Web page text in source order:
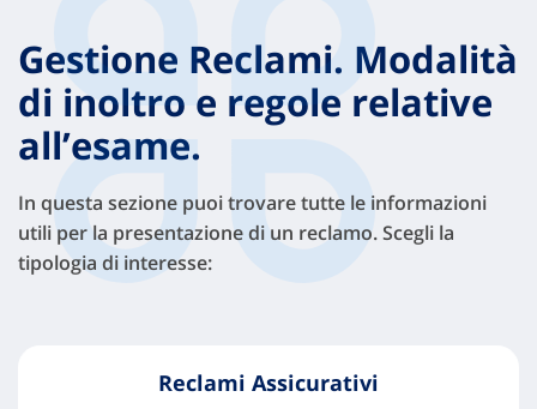
Gestione Reclami. Modalità
di inoltro e regole relative
all’esame.
In questa sezione puoi trovare tutte le informazioni
utili per la presentazione di un reclamo. Scegli la
tipologia di interesse:
Reclami Assicurativi